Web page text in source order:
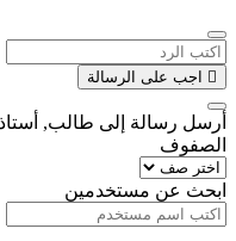
اجب على الرسالة
أرسل رسالة إلى طالب,
الصفوف
ابحث عن مستخدمين